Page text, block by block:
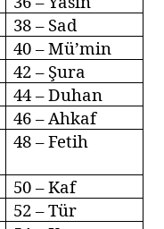
38 – Sad
40 –Mü’min
42 – Şura
44 –Duhan
46 –Ahkaf
48 – Fetih
50 – Kaf
52 – Tür